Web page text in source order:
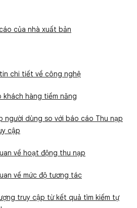
của nhà xuất bản
chi tiết về công nghệ
hàng tiềm năng
người dùng so với báo cáo Thu nạp
cập
về hoạt động thu nạp
về mức độ tương tác
truy cập từ kết quả tìm kiếm tự